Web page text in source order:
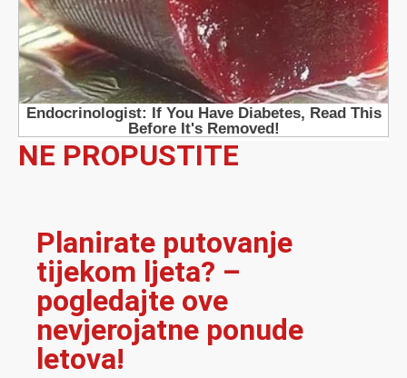
NE PROPUSTITE
Planirate putovanje
tijekom ljeta? –
pogledajte ove
nevjerojatne ponude
letova!